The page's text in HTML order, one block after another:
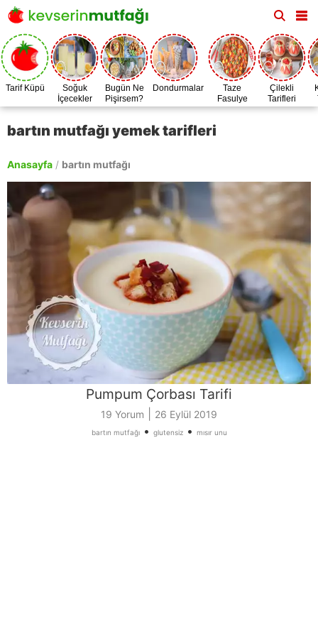
Tarif Küpü
Soğuk
İçecekler
Bugün Ne
Pişirsem?
Dondurmalar
Taze
Fasulye
Zamanı
Çilekli
Tarifleri
bartın mutfağı yemek tarifleri
Anasayfa / bartın mutfağı
Pumpum Çorbası Tarifi
19 Yorum 26 Eylül 2019
bartın mutfağı• glutensiz• mısır unu